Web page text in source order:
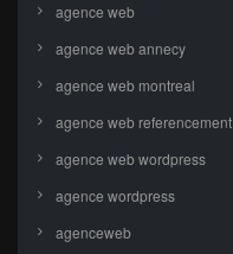
agence web
agence web annecy
agence web montreal
agence web referencement
agence web wordpress
agence wordpress
agenceweb